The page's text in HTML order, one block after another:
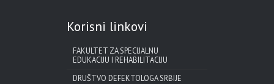
Korisni linkovi
FAKULTET ZA SPECIJALNU
EDUKACIJU I REHABILITACIJU
DRUŠTVO DEFEKTOLOGA SRBIJE